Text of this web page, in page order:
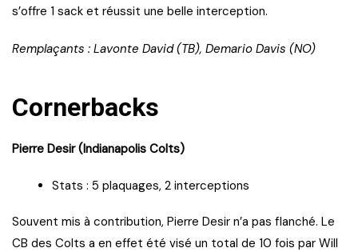
s’offre 1 sack et réussit une belle interception.
Remplaçants : Lavonte David (TB), Demario Davis (NO)
Cornerbacks
Pierre Desir (Indianapolis Colts)
Stats : 5 plaquages, 2 interceptions
Souvent mis à contribution, Pierre Desir n’a pas flanché. Le
CB des Colts a en effet été visé un total de 10 fois par Will